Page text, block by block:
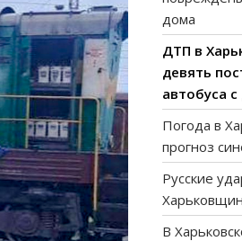
дома
ДТП в
девять
автобуса
Погода в
прогноз
Русские
В